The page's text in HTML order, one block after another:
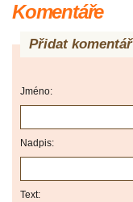
Komentáře
Přidat komentář
Jméno:
Nadpis:
Text: